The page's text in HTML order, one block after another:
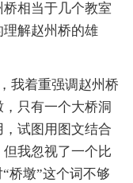
相当于几个教室
解赵州桥的雄
着重强调赵州桥
只有一个大桥洞
试图用图文结合
我忽视了一个比
桥墩”这个词不够